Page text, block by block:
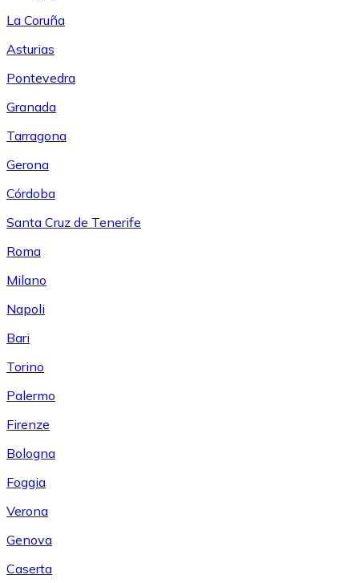
La Coruña
Asturias
Pontevedra
Granada
Tarragona
Gerona
Córdoba
Santa Cruz de Tenerife
Roma
Milano
Napoli
Bari
Torino
Palermo
Firenze
Bologna
Foggia
Verona
Genova
Caserta